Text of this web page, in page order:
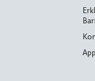
App